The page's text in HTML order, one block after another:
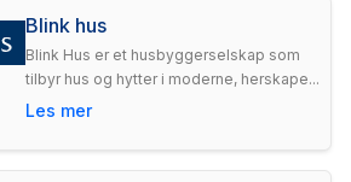
Blink hus
Blink Hus er et husbyggerselskap som
tilbyr hus og hytter i moderne, herskape...
Les mer